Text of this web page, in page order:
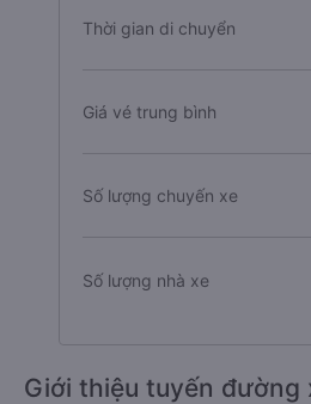
Thời gian di chuyển
Giá vé trung bình
Số lượng chuyến xe
Số lượng nhà xe
Giới thiệu tuyến đường